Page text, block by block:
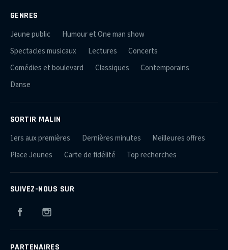
GENRES
Jeune public
Humour et One man show
Spectacles musicaux
Lectures
Concerts
Comédies et boulevard
Classiques
Contemporains
Danse
SORTIR MALIN
1ers aux premières Dernières minutes
Meilleures offres
Place Jeunes
Carte de fidélité Top recherches
SUIVEZ-NOUS SUR
Facebook
PARTENAIRES